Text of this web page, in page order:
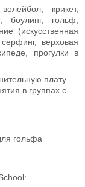
крикет,
боулинг, гольф,
(искусственная
верховая
прогулки в
плату
в группах с
гольфа